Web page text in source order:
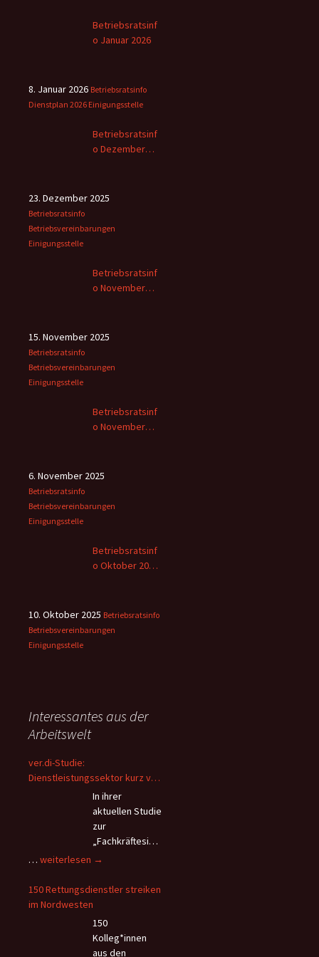
Betriebsratsinf
o Januar 2026
8. Januar 2026 Betriebsratsinfo
Dienstplan 2026 Einigungsstelle
Betriebsratsinf
o Dezember
23. Dezember 2025
Betriebsratsinfo
Betriebsvereinbarungen
Einigungsstelle
Betriebsratsinf
o November
15. November 2025
Betriebsratsinfo
Betriebsvereinbarungen
Einigungsstelle
Betriebsratsinf
o November
6. November 2025
Betriebsratsinfo
Betriebsvereinbarungen
Einigungsstelle
Betriebsratsinf
o Oktober 2025
10. Oktober 2025 Betriebsratsinfo
Betriebsvereinbarungen
Einigungsstelle
Interessantes aus der
Arbeitswelt
ver.di-Studie:
Dienstleistungssektor kurz vor
dem Kollaps – Beschäftigte
flüchten wegen Überlastung
und andauerndem
Personalmangel
In ihrer
aktuellen Studie
zur
„Fachkräftesich
die Vereinte
Dienstleistungsgewerkschaft
Erkenntnissen hinsichtlich der
Arbeitsbedingungen im
… ver.di-
Dienstleistungssektor
kurz
weiterlesen →
150 Rettungsdienstler streiken
im Nordwesten
150
Kolleg*innen
aus den